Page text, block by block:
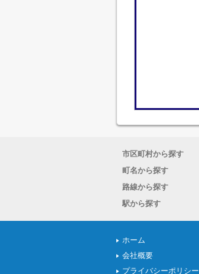
市区町村から探す
町名から探す
路線から探す
駅から探す
ホーム
会社概要
プライバシーポリシー